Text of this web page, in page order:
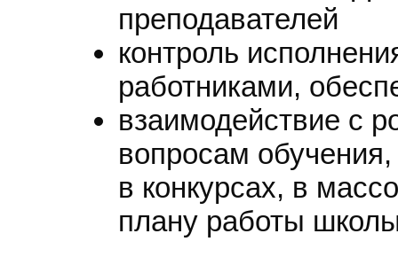
преподавателей
контроль
работниками,
взаимодействие с
вопросам
в конкурсах, в
плану работы